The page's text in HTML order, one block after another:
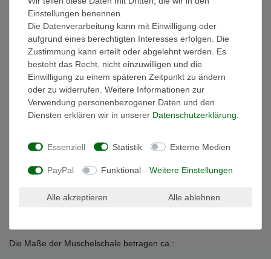
Technische Daten
Weitere Details
EU-Verantwortlicher
Originelle große Schale aus Muschelstücken
Indonesien gefertigt. Hierzu werden je nach Modell kleine
zusammengesetzt oder im Ganzen in Hartholz eingelassen.
absoluten Blickfang und Deko Highlight. In der Schale können Sie
Die Maße der Muschelschale betragen ca.:
Einstellungen benennen.
Die Datenverarbeitung kann mit Einwilligung oder
aufgrund eines berechtigten Interesses erfolgen. Die
Zustimmung kann erteilt oder abgelehnt werden. Es
besteht das Recht, nicht einzuwilligen und die
Einwilligung zu einem späteren Zeitpunkt zu ändern
oder zu widerrufen. Weitere Informationen zur
Verwendung personenbezogener Daten und den
Diensten erklären wir in unserer Daten­schutz­erklärung
Essenziell Statistik Externe Medien
PayPal Funktional Weitere Einstellungen
Alle akzeptieren Alle ablehnen